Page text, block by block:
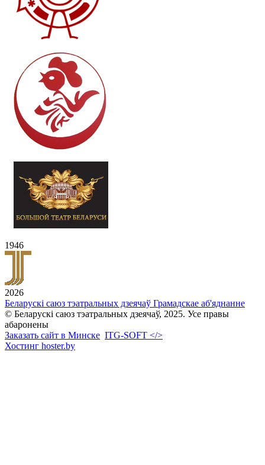
1946
2026
Беларускі саюз тэатральных дзеячаў Грамадскае аб'яднанне
© Беларускі саюз тэатральных дзеячаў, 2025. Усе правы
абаронены
Заказать сайт в Минске ITG-SOFT </>
Хостинг hoster.by